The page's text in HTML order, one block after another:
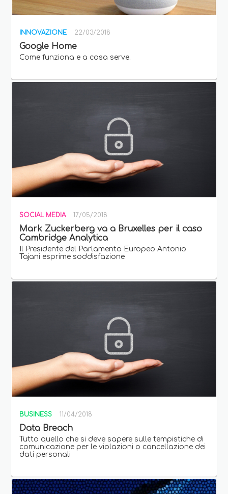
INNOVAZIONE 22/03/2018
Google Home
Come funziona e a cosa serve.
SOCIAL MEDIA 17/05/2018
Mark Zuckerberg va a Bruxelles per il caso
Cambridge Analytica
Il Presidente del Parlamento Europeo Antonio
Tajani esprime soddisfazione
BUSINESS 11/04/2018
Data Breach
Tutto quello che si deve sapere sulle tempistiche di
comunicazione per le violazioni o cancellazione dei
dati personali